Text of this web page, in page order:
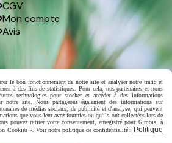
CGV
Mon compte
Avis
le bon fonctionnement de notre site et analyser notre trafic et
à des fins de statistiques. Pour cela, nos partenaires et nous
technologies pour stocker et accéder à des informations
notre site. Nous partageons également des informations sur
de médias sociaux, de publicité et d'analyse, qui peuvent
que vous leur avez fournies ou qu'ils ont collectées lors de
pouvez retirer votre consentement, enregistré pour 6 mois, à
Cookies ». Voir notre politique de confidentialité : Politique